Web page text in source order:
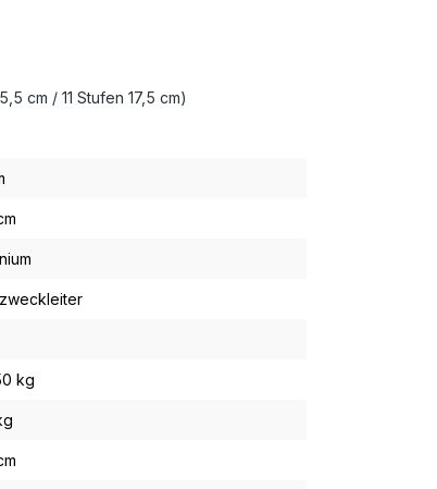
cm / 11 Stufen 17,5 cm)
kg